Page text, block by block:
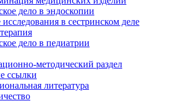
дело в эндоскопии
в сестринском деле
дело в педиатрии
методический раздел
ссылки
литература